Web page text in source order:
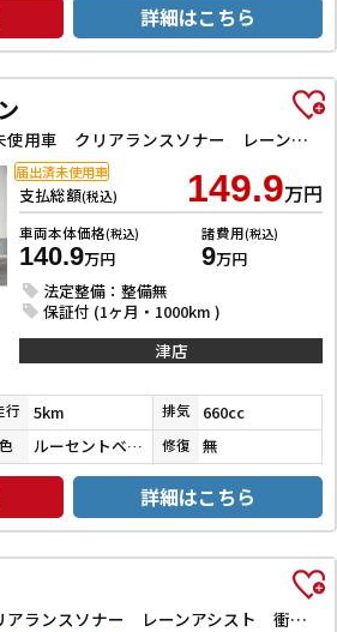
詳細はこちら
ハイブリッドL 届出済未使用車 クリアランスソナー レーンアシスト 衝突被害軽減システム LEDヘッドランプ スマートキー アイドリングストップ 電動格納ミラー シートヒーター ベンチシート CVT 盗難防止システム
支払総額(税込) 149.9万円
車両本体価格(税込)
140.9万円
諸費用(税込)
9万円
法定整備：整備無
保証付 (1ヶ月・1000km )
届出済未使用車
津店
行 5km 排気 660cc
色 ルーセントベージュパールメタリック 修復 無
詳細はこちら
L 届出済未使用車 クリアランスソナー レーンアシスト 衝突被害軽減システム キーレスエントリー アイドリングストップ 電動格納ミラー シートヒーター 盗難防止システム ABS ESC 衝突安全ボディ